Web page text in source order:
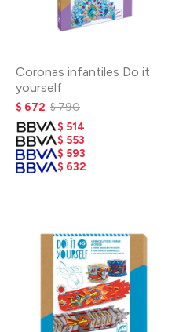
Coronas infantiles Do it
yourself
$ 672 $790
$ 514
$ 553
$ 593
$ 632